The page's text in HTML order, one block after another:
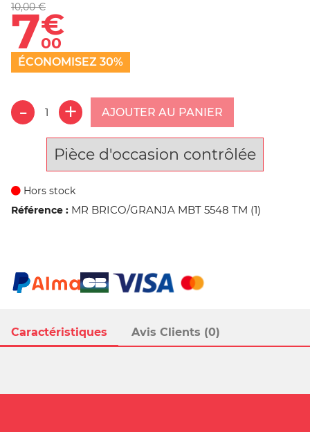
Caractéristiques Avis Clients (0)
10,00 €
7€
00
ÉCONOMISEZ 30%
AJOUTER AU PANIER
Pièce d'occasion contrôlée
Hors stock
Référence : MR BRICO/GRANJA MBT 5548 TM (1)